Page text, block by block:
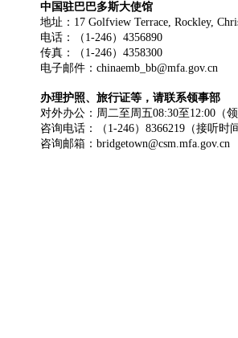
中国驻巴巴多斯大使馆
地址：17 Golfview Terrace, Rockley,
电话：（1-246）4356890
传真：（1-246）4358300
电子邮件：chinaemb_bb@mfa.gov.cn
办理护照、旅行证等，请联系领事部
对外办公：周二至周五08:30至12:00（领
咨询电话：（1-246）8366219（接听时
咨询邮箱：bridgetown@csm.mfa.gov.cn